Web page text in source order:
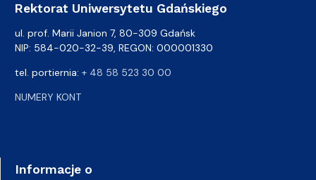
Rektorat Uniwersytetu Gdańskiego
ul. prof. Marii Janion 7, 80-309 Gdańsk
NIP: 584-020-32-39, REGON: 000001330
tel. portiernia: + 48 58 523 30 00
NUMERY KONT
Informacje o